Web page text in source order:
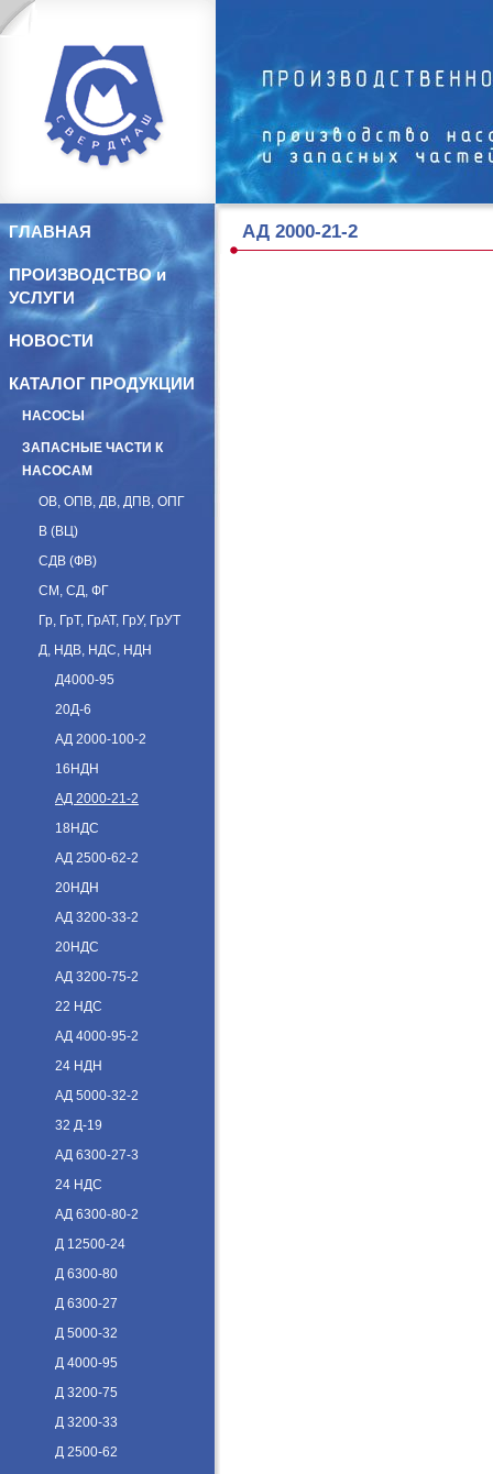
ГЛАВНАЯ
ПРОИЗВОДСТВО и
УСЛУГИ
НОВОСТИ
КАТАЛОГ ПРОДУКЦИИ
НАСОСЫ
ЗАПАСНЫЕ ЧАСТИ К
НАСОСАМ
ОВ, ОПВ, ДВ, ДПВ, ОПГ
В (ВЦ)
СДВ (ФВ)
СМ, СД, ФГ
Гр, ГрТ, ГрАТ, ГрУ, ГрУТ
Д, НДВ, НДС, НДН
Д4000-95
20Д-6
АД 2000-100-2
16НДН
АД 2000-21-2
18НДС
АД 2500-62-2
20НДН
АД 3200-33-2
20НДС
АД 3200-75-2
22 НДС
АД 4000-95-2
24 НДН
АД 5000-32-2
32 Д-19
АД 6300-27-3
24 НДС
АД 6300-80-2
Д 12500-24
Д 6300-80
Д 6300-27
Д 5000-32
Д 4000-95
Д 3200-75
Д 3200-33
Д 2500-62
АД 2000-21-2